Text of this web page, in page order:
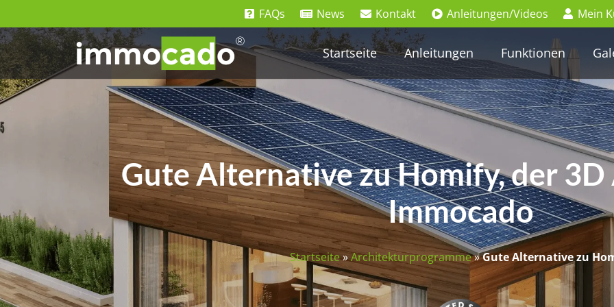
FAQs News Kontakt Anleitungen/Videos Mein
Startseite Anleitungen Funktionen
Gute Alternative zu Homify, der
Immocado
Startseite»Architekturprogramme»Gute Alternative zu